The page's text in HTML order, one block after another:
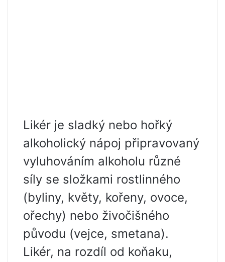
Likér je sladký nebo hořký
alkoholický nápoj připravovaný
vyluhováním alkoholu různé
síly se složkami rostlinného
(byliny, květy, kořeny, ovoce,
ořechy) nebo živočišného
původu (vejce, smetana).
Likér, na rozdíl od koňaku,